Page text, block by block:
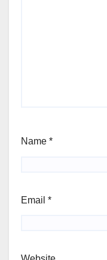
Name *
Email *